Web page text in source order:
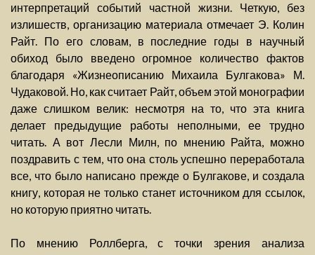
интерпретаций событий частной жизни. Четкую, без
излишеств, организацию материала отмечает Э. Колин
Райт. По его словам, в последние годы в научный
обиход было введено огромное количество фактов
благодаря «Жизнеописанию Михаила Булгакова» М.
Чудаковой. Но, как считает Райт, объем этой монографии
даже слишком велик: несмотря на то, что эта книга
делает предыдущие работы неполными, ее трудно
читать. А вот Лесли Милн, по мнению Райта, можно
поздравить с тем, что она столь успешно переработала
все, что было написано прежде о Булгакове, и создала
книгу, которая не только станет источником для ссылок,
но которую приятно читать.
По мнению Роллберга, с точки зрения анализа